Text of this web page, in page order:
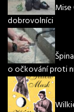
Mise
dobrovolníci
o očkování proti